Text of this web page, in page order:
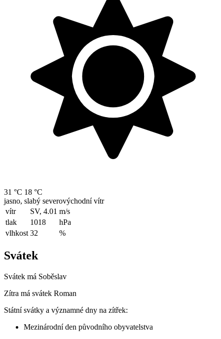
31 °C 18 °C
jasno, slabý severovýchodní vítr
vítr
SV, 4.01 m/s
tlak
1018
hPa
vlhkost 32 %
Svátek
Svátek má Soběslav
Zítra má svátek Roman
Státní svátky a významné dny na zítřek:
Mezinárodní den původního obyvatelstva